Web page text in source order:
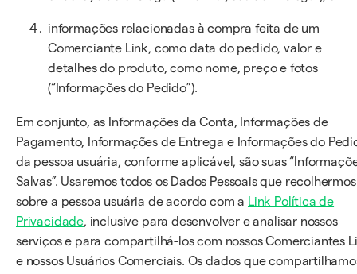
informações relacionadas à compra feita de um
Comerciante Link, como data do pedido, valor e
detalhes do produto, como nome, preço e fotos
(“Informações do Pedido”).
Em conjunto, as Informações da Conta, Informações de
Pagamento, Informações de Entrega e Informações do
da pessoa usuária, conforme aplicável, são suas
Salvas”. Usaremos todos os Dados Pessoais que recolhermos
sobre a pessoa usuária de acordo com a Link Política de
Privacidade, inclusive para desenvolver e analisar nossos
serviços e para compartilhá-los com nossos Comerciantes
e nossos Usuários Comerciais. Os dados que